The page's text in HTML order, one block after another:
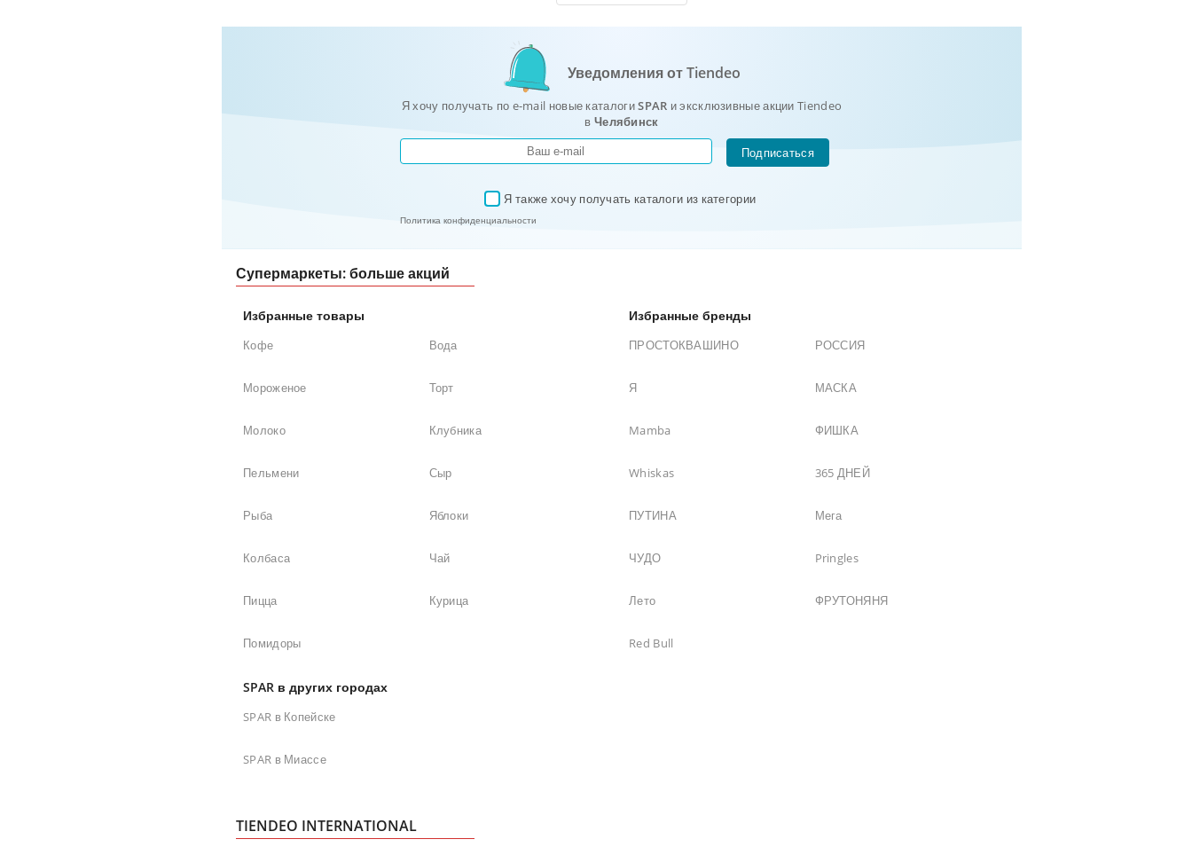
Уведомления от Tiendeo
Я хочу получать по e-mail новые каталогиSPAR и эксклюзивные акции Tiendeo
в Челябинск
Подписаться
Я также хочу получать каталоги из категории
Политика конфиденциальности
Супермаркеты: больше акций
Избранные товары
Кофе Вода
Мороженое Торт
Молоко Клубника
Пельмени Сыр
Рыба Яблоки
Колбаса Чай
Пицца Курица
Помидоры
Избранные бренды
ПРОСТОКВАШИНО РОССИЯ
Я МАСКА
Mamba ФИШКА
Whiskas 365 ДНЕЙ
ПУТИНА Мега
ЧУДО Pringles
Лето ФРУТОНЯНЯ
Red Bull
SPAR в других городах
SPAR в Копейске
SPAR в Миассе
TIENDEO INTERNATIONAL